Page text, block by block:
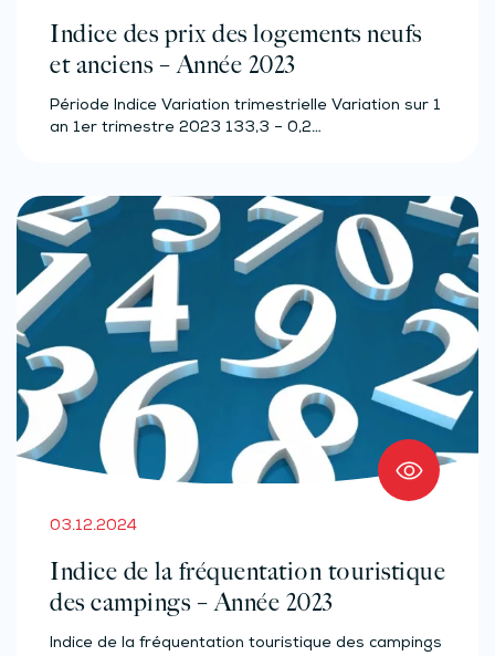
Indice des prix des logements neufs
et anciens – Année 2023
Période Indice Variation trimestrielle Variation sur 1
an 1er trimestre 2023 133,3 – 0,2…
03.12.2024
Indice de la fréquentation touristique
des campings – Année 2023
Indice de la fréquentation touristique des campings